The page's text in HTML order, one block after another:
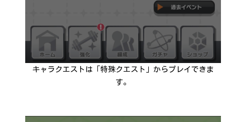
キャラクエストは「特殊クエスト」からプレイできま
す。